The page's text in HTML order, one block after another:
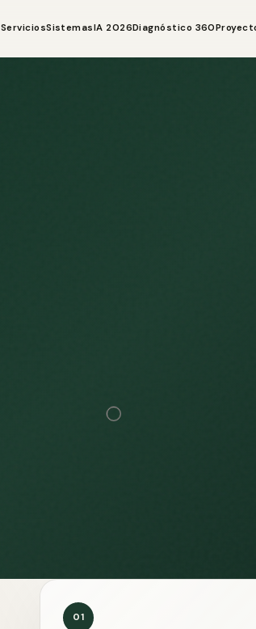
ServiciosSistemasIA 2026Diagnóstico 360
01